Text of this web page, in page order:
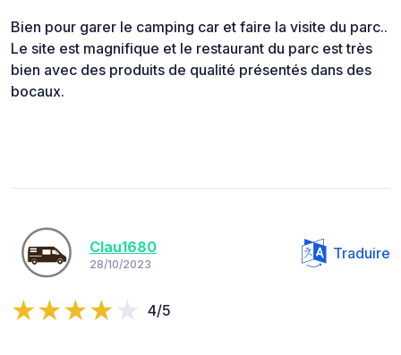
Bien pour garer le camping car et faire la visite du parc..
Le site est magnifique et le restaurant du parc est très
bien avec des produits de qualité présentés dans des
bocaux.
Clau1680
28/10/2023
Traduire
4/5